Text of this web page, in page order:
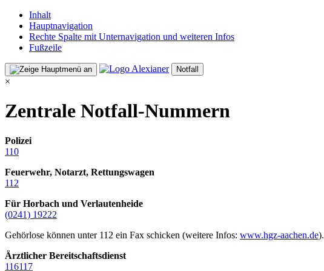
Inhalt
Hauptnavigation
Rechte Spalte mit Unternavigation und weiteren Infos
Fußzeile
Notfall
×
Zentrale Notfall-Nummern
Polizei
110
Feuerwehr, Notarzt, Rettungswagen
112
Für Horbach und Verlautenheide
(0241) 19222
Gehörlose können unter 112 ein Fax schicken (weitere Infos: www.hgz-aachen.de).
Ärztlicher Bereitschaftsdienst
116117